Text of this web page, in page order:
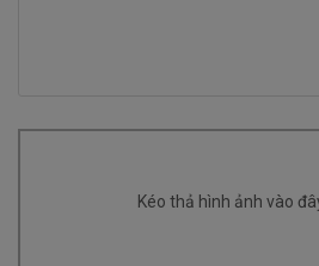
Kéo thả hình ảnh vào